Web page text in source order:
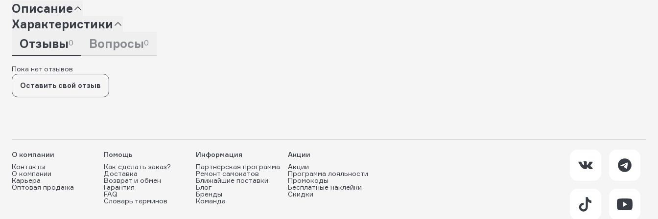
Описание
Характеристики
Отзывы0 Вопросы0
Пока нет отзывов
Оставить свой отзыв
О компании
Контакты
О компании
Карьера
Оптовая продажа
Помощь
Как сделать заказ?
Доставка
Возврат и обмен
Гарантия
FAQ
Словарь терминов
Информация
Партнерская программа
Ремонт самокатов
Ближайшие поставки
Блог
Бренды
Команда
Акции
Акции
Программа лояльности
Промокоды
Бесплатные наклейки
Скидки